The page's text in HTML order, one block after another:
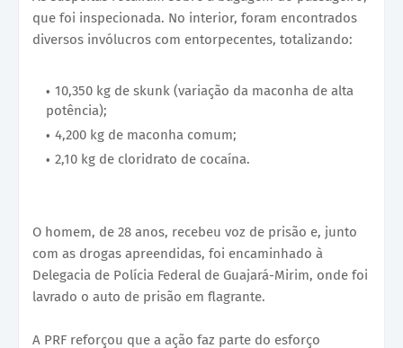
que foi inspecionada. No interior, foram encontrados
diversos invólucros com entorpecentes, totalizando:
10,350 kg de skunk (variação da maconha de alta
potência);
4,200 kg de maconha comum;
2,10 kg de cloridrato de cocaína.
O homem, de 28 anos, recebeu voz de prisão e, junto
com as drogas apreendidas, foi encaminhado à
Delegacia de Polícia Federal de Guajará-Mirim, onde foi
lavrado o auto de prisão em flagrante.
A PRF reforçou que a ação faz parte do esforço